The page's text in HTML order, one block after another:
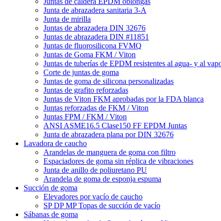
Junta de abrazadera sanitaria 3-A
Junta de mirilla
Juntas de abrazadera DIN 32676
Juntas de abrazadera DIN #11851
Juntas de fluorosilicona FVMQ
Juntas de Goma FKM / Viton
Juntas de tuberías de EPDM resistentes al agua- y al
Corte de juntas de goma
Juntas de goma de silicona personalizadas
Juntas de grafito reforzadas
Juntas de Viton FKM aprobadas por la FDA blanca
Juntas reforzadas de FKM / Viton
Juntas FPM / FKM / Viton
ANSI ASME16.5 Clase150 FF EPDM Juntas
Junta de abrazadera plana por DIN 32676
Lavadora de caucho
Arandelas de manguera de goma con filtro
Espaciadores de goma sin réplica de vibraciones
Junta de anillo de poliuretano PU
Arandela de goma de esponja espuma
Succión de goma
Elevadores por vacío de caucho
SP DP MP Topas de succión de vacío
Sábanas de goma